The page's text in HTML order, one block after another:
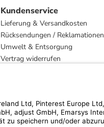
Kundenservice
Lieferung & Versandkosten
Rücksendungen / Reklamationen
Umwelt & Entsorgung
Vertrag widerrufen